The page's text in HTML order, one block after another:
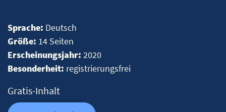
Sprache: Deutsch
Größe: 14 Seiten
Erscheinungsjahr: 2020
Besonderheit: registrierungsfrei
Gratis-Inhalt